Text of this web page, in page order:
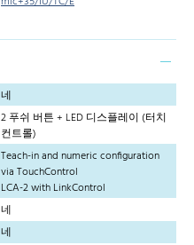
네
2 푸쉬 버튼 + LED 디스플레이 (터치
컨트롤)
Teach-in and numeric configuration
via TouchControl
LCA-2 with LinkControl
네
네